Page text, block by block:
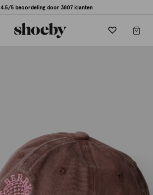
4.5/5 beoordeling door 3807 klanten